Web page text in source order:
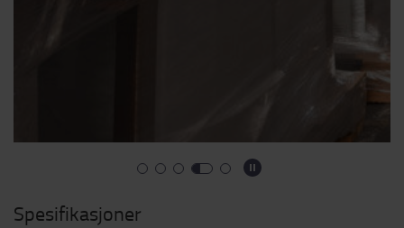
Spesifikasjoner